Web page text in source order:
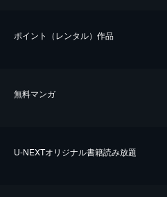
ポイント（レンタル）作品
無料マンガ
U-NEXTオリジナル書籍読み放題